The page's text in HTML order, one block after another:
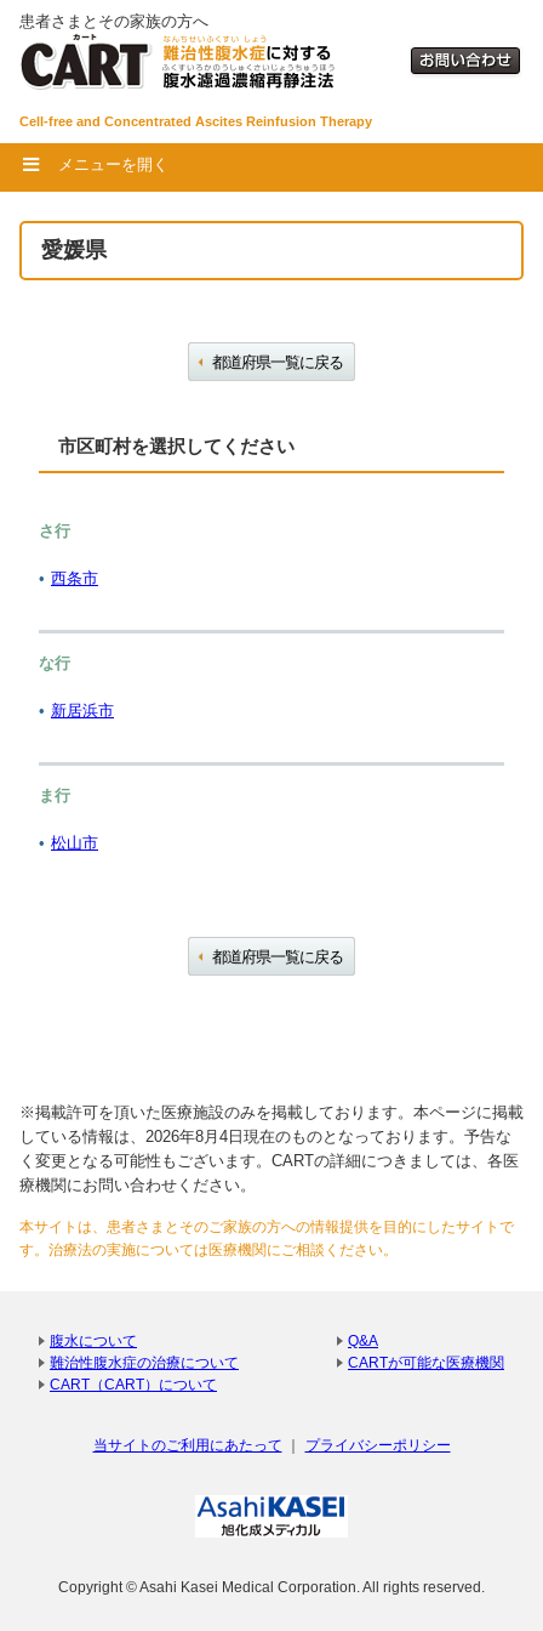
患者さまとその家族の方へ
Cell-free and Concentrated Ascites Reinfusion Therapy
メニューを開く
愛媛県
都道府県一覧に戻る
市区町村を選択してください
さ行
西条市
な行
新居浜市
ま行
松山市
都道府県一覧に戻る
※掲載許可を頂いた医療施設のみを掲載しております。本ページに掲載
している情報は、2026年8月4日現在のものとなっております。予告な
く変更となる可能性もございます。CARTの詳細につきましては、各医
療機関にお問い合わせください。
本サイトは、患者さまとそのご家族の方への情報提供を目的にしたサイトで
す。治療法の実施については医療機関にご相談ください。
腹水について
難治性腹水症の治療について
CART（CART）について
Q&A
CARTが可能な医療機関
当サイトのご利用にあたって プライバシーポリシー
Copyright © Asahi Kasei Medical Corporation. All rights reserved.